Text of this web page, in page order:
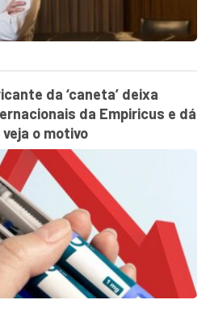
da ‘caneta’ deixa
da Empiricus e dá
veja o motivo